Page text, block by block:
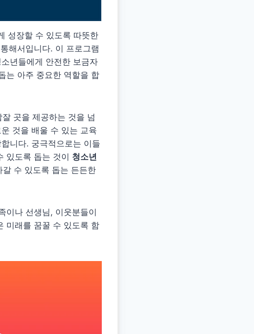
성장할 수 있도록 따뜻한
해서입니다. 이 프로그램
년들에게 안전한 보금자
는 아주 중요한 역할을 합
곳을 제공하는 것을 넘
것을 배울 수 있는 교육
니다. 궁극적으로는 이들
있도록 돕는 것이 청소년
수 있도록 돕는 든든한
이나 선생님, 이웃분들이
미래를 꿈꿀 수 있도록 함